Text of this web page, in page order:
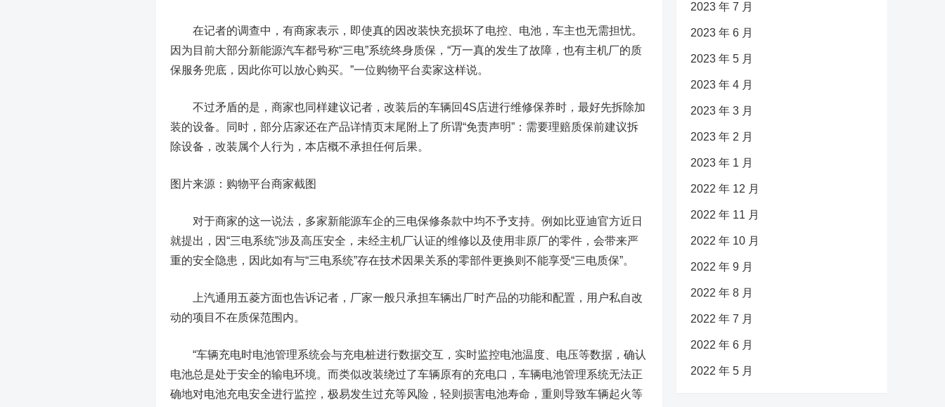
在记者的调查中，有商家表示，即使真的因改装快充损坏了电控、电池，车主也无需担忧。
因为目前大部分新能源汽车都号称“三电”系统终身质保，“万一真的发生了故障，也有主机厂的质
保服务兜底，因此你可以放心购买。”一位购物平台卖家这样说。
不过矛盾的是，商家也同样建议记者，改装后的车辆回4S店进行维修保养时，最好先拆除加
装的设备。同时，部分店家还在产品详情页末尾附上了所谓“免责声明”：需要理赔质保前建议拆
除设备，改装属个人行为，本店概不承担任何后果。
图片来源：购物平台商家截图
对于商家的这一说法，多家新能源车企的三电保修条款中均不予支持。例如比亚迪官方近日
就提出，因“三电系统”涉及高压安全，未经主机厂认证的维修以及使用非原厂的零件，会带来严
重的安全隐患，因此如有与“三电系统”存在技术因果关系的零部件更换则不能享受“三电质保”。
上汽通用五菱方面也告诉记者，厂家一般只承担车辆出厂时产品的功能和配置，用户私自改
动的项目不在质保范围内。
“车辆充电时电池管理系统会与充电桩进行数据交互，实时监控电池温度、电压等数据，确认
电池总是处于安全的输电环境。而类似改装绕过了车辆原有的充电口，车辆电池管理系统无法正
确地对电池充电安全进行监控，极易发生过充等风险，轻则损害电池寿命，重则导致车辆起火等
2023 年 7 月
2023 年 6 月
2023 年 5 月
2023 年 4 月
2023 年 3 月
2023 年 2 月
2023 年 1 月
2022 年 12 月
2022 年 11 月
2022 年 10 月
2022 年 9 月
2022 年 8 月
2022 年 7 月
2022 年 6 月
2022 年 5 月